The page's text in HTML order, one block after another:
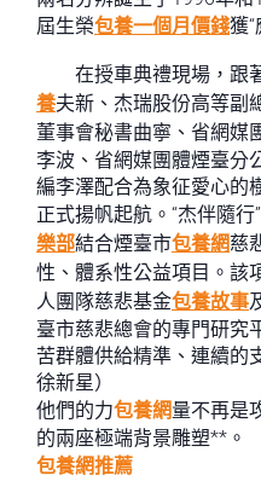
屆生榮包養一個月價錢獲
在授車典禮現場，跟
養夫新、杰瑞股份高等副
董事會秘書曲寧、省網媒
李波、省網媒團體煙臺分
編李澤配合為象征愛心的
正式揚帆起航。“杰伴隨
樂部結合煙臺市包養網慈
性、體系性公益項目。該
人團隊慈悲基金包養故事
臺市慈悲總會的專門研究
苦群體供給精準、連續的
徐新星）
他們的力包養網量不再是
的兩座極端背景雕塑**。
包養網推薦